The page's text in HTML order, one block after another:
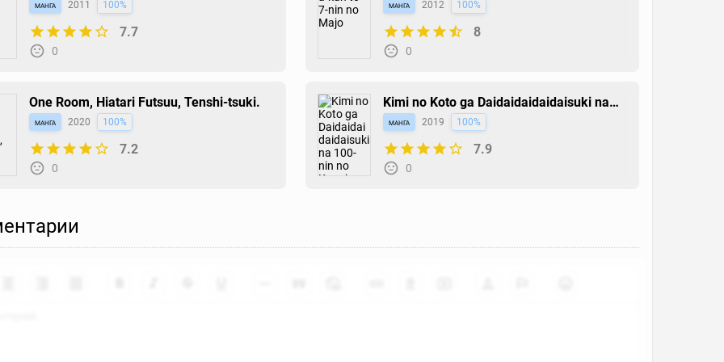
манга 2011 100%
7.7
0
манга 2012 100%
8
0
One Room, Hiatari Futsuu, Tenshi-tsuki.
манга 2020 100%
7.2
0
Kimi no Koto ga Daidaidaidaidaisuki na
100-nin no Kanojo
манга 2019 100%
7.9
0